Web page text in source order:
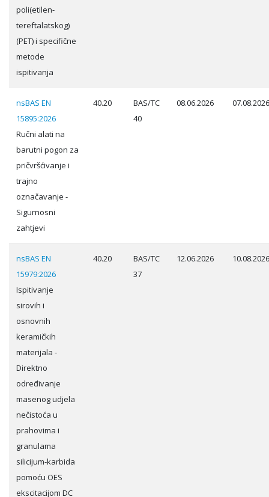
poli(etilen-
tereftalatskog)
(PET) i specifične
metode
ispitivanja
nsBAS EN
15895:2026
Ručni alati na
barutni pogon za
pričvršćivanje i
trajno
označavanje -
Sigurnosni
zahtjevi
40.20
BAS/TC
40
08.06.2026 07.08.2026
nsBAS EN
15979:2026
Ispitivanje
sirovih i
osnovnih
keramičkih
materijala -
Direktno
određivanje
masenog udjela
nečistoća u
prahovima i
granulama
silicijum-karbida
pomoću OES
ekscitacijom DC
40.20
BAS/TC
37
12.06.2026 10.08.2026